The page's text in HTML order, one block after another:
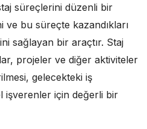
süreçlerini düzenli bir
ve bu süreçte kazandıkları
sağlayan bir araçtır. Staj
projeler ve diğer aktiviteler
gelecekteki iş
işverenler için değerli bir